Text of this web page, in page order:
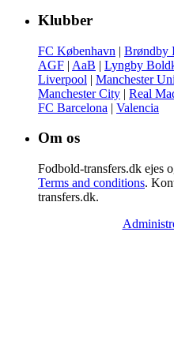
Klubber
FC København | Brøndby
AGF | AaB | Lyngby
Liverpool | Manchester
Manchester City | Real
FC Barcelona | Valencia
Om os
Fodbold-transfers.dk ejes
Terms and conditions.
transfers.dk.